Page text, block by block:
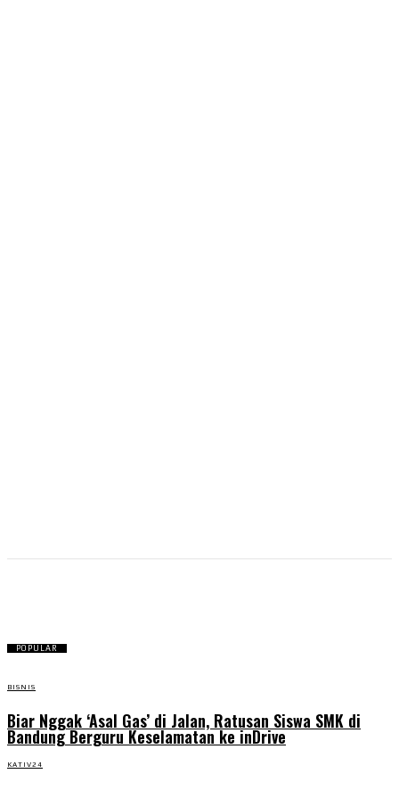
POPULAR
BISNIS
Biar Nggak ‘Asal Gas’ di Jalan, Ratusan Siswa SMK di
Bandung Berguru Keselamatan ke inDrive
KATIV24